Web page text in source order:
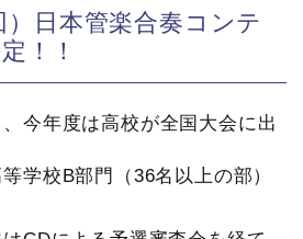
）日本管楽合奏コンテ
！！
今年度は高校が全国大会に出
学校B部門（36名以上の部）